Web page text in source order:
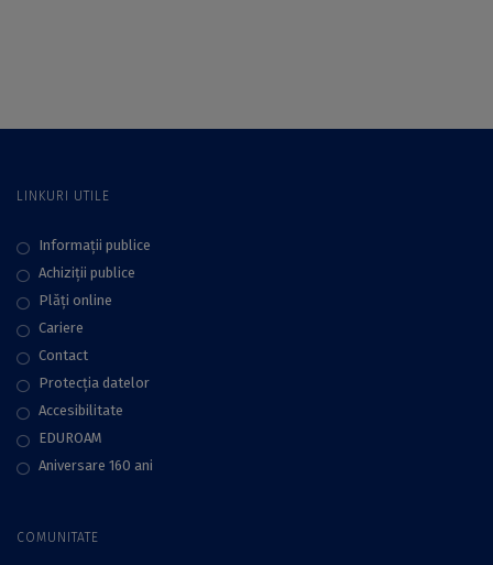
seminarelor “Cups &
LINKURI UTILE
Informații publice
Achiziții publice
Plăţi online
Cariere
Contact
Protecţia datelor
Accesibilitate
EDUROAM
Aniversare 160 ani
COMUNITATE